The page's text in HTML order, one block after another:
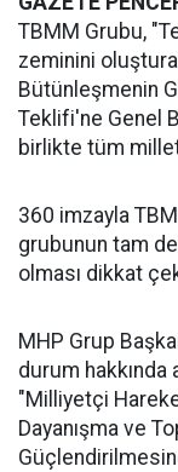
TBMM Grubu,
zeminini
Bütünleşmenin
Teklifi'ne Genel
birlikte tüm
360 imzayla
grubunun tam
olması dikkat
MHP Grup
durum hakkında
"Milliyetçi
Dayanışma ve